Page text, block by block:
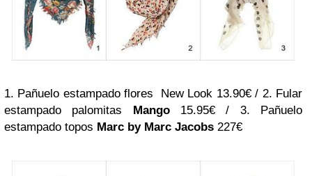
1. Pañuelo estampado flores New Look 13.90€ / 2. Fular
estampado palomitas Mango15.95€ / 3. Pañuelo
estampado topos Marc by Marc Jacobs 227€